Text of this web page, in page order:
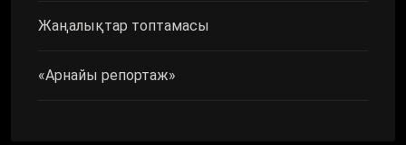
Жаңалықтар топтамасы
«Арнайы репортаж»